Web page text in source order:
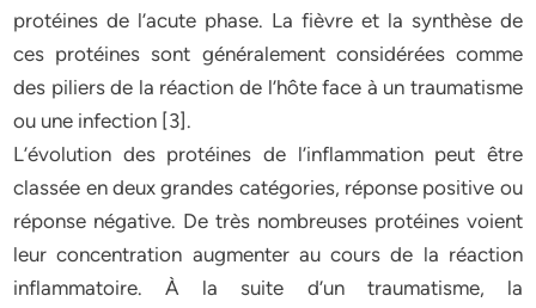
protéines de l’acute phase. La fièvre et la synthèse de
ces protéines sont généralement considérées comme
des piliers de la réaction de l’hôte face à un traumatisme
ou une infection [3].
L’évolution des protéines de l’inflammation peut être
classée en deux grandes catégories, réponse positive ou
réponse négative. De très nombreuses protéines voient
leur concentration augmenter au cours de la réaction
inflammatoire. À la suite d’un traumatisme, la